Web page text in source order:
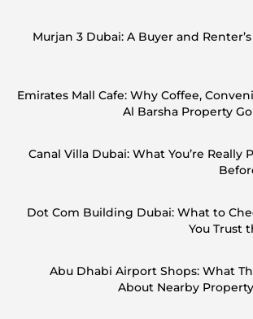
Murjan 3 Dubai: A Buyer and
Emirates Mall Cafe: Why Coffee,
Al Barsha Property
Canal Villa Dubai: What You’re Really
Dot Com Building Dubai: What to
You Trust
Abu Dhabi Airport Shops: What
About Nearby